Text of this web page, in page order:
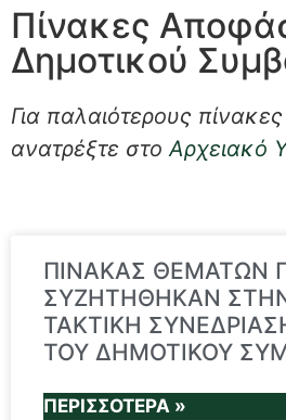
Πίνακες
Δημοτικού
Για παλαιότερους
ανατρέξτε στοΑρχειακό
ΠΙΝΑΚΑΣ ΘΕΜΑΤΩΝ
ΣΥΖΗΤΗΘΗΚΑΝ
TAKTIKH
ΤΟΥ ΔΗΜΟΤΙΚΟΥ
ΠΕΡΙΣΣΌΤΕΡΑ »